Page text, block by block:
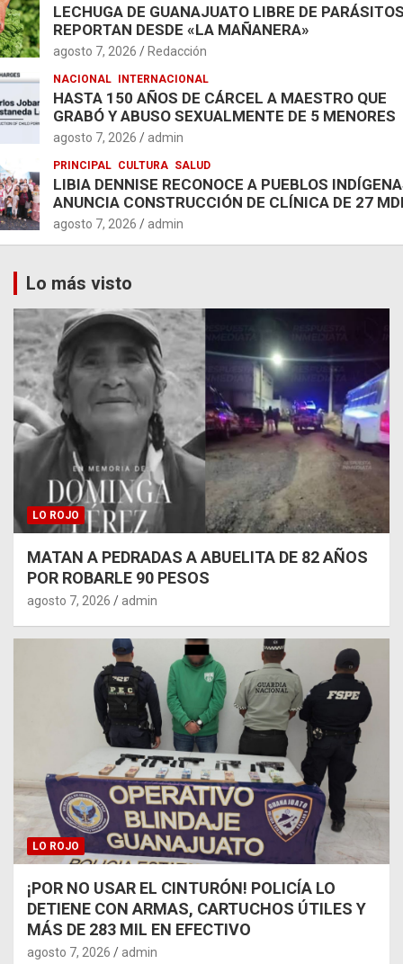
LECHUGA DE GUANAJUATO LIBRE DE
REPORTAN DESDE «LA MAÑANERA»
agosto 7, 2026 Redacción
NACIONAL INTERNACIONAL
HASTA 150 AÑOS DE CÁRCEL A MAESTRO QUE
GRABÓ Y ABUSO SEXUALMENTE DE 5 MENORES
agosto 7, 2026 admin
PRINCIPAL CULTURA SALUD
LIBIA DENNISE RECONOCE A PUEBLOS
ANUNCIA CONSTRUCCIÓN DE CLÍNICA DE 27
agosto 7, 2026 admin
Lo más visto
LO ROJO
MATAN A PEDRADAS A ABUELITA DE 82 AÑOS
POR ROBARLE 90 PESOS
agosto 7, 2026 admin
LO ROJO
¡POR NO USAR EL CINTURÓN! POLICÍA LO
DETIENE CON ARMAS, CARTUCHOS ÚTILES Y
MÁS DE 283 MIL EN EFECTIVO
agosto 7, 2026 admin